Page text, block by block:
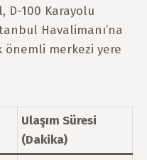
D-100 Karayolu
Havalimanı’na
önemli merkezi yere
Ulaşım Süresi
(Dakika)